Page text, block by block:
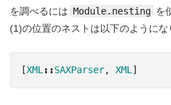
を調べるには Module.nesting を
(1)の位置のネストは以下のようにな
[XML ::SAXParser, XML ]